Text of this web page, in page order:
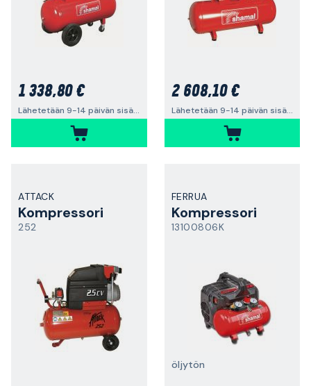
1 338,80 €
Lähetetään 9-14 päivän sisällä
2 608,10 €
Lähetetään 9-14 päivän sisällä
ATTACK
Kompressori
252
FERRUA
Kompressori
13100806K
öljytön